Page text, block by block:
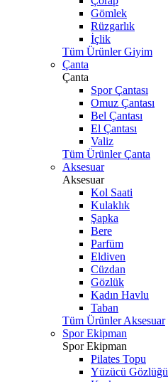
Gömlek
Rüzgarlık
İçlik
Tüm Ürünler Giyim
Çanta
Çanta
Spor Çantası
Omuz Çantası
Bel Çantası
El Çantası
Valiz
Tüm Ürünler Çanta
Aksesuar
Aksesuar
Kol Saati
Kulaklık
Şapka
Bere
Parfüm
Eldiven
Cüzdan
Gözlük
Kadın Havlu
Taban
Tüm Ürünler Aksesuar
Spor Ekipman
Spor Ekipman
Pilates Topu
Yüzücü Gözlüğü